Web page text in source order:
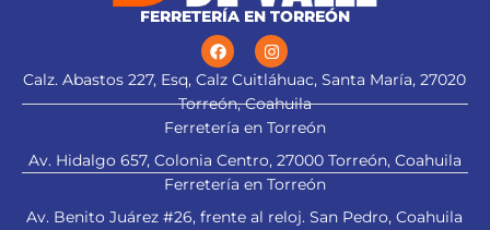
FERRETERÍA EN TORREÓN
Calz. Abastos 227, Esq, Calz Cuitláhuac, Santa María, 27020
Torreón, Coahuila
Ferretería en Torreón
Av. Hidalgo 657, Colonia Centro, 27000 Torreón, Coahuila
Ferretería en Torreón
Av. Benito Juárez #26, frente al reloj. San Pedro, Coahuila